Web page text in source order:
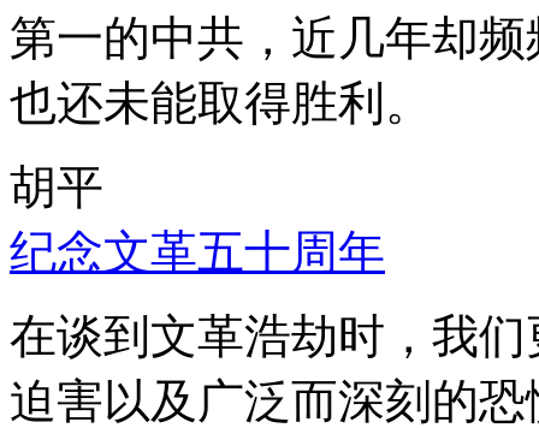
第一的中共，近几年却
也还未能取得胜利。
胡平
纪念文革五十周年
在谈到文革浩劫时，我
迫害以及广泛而深刻的